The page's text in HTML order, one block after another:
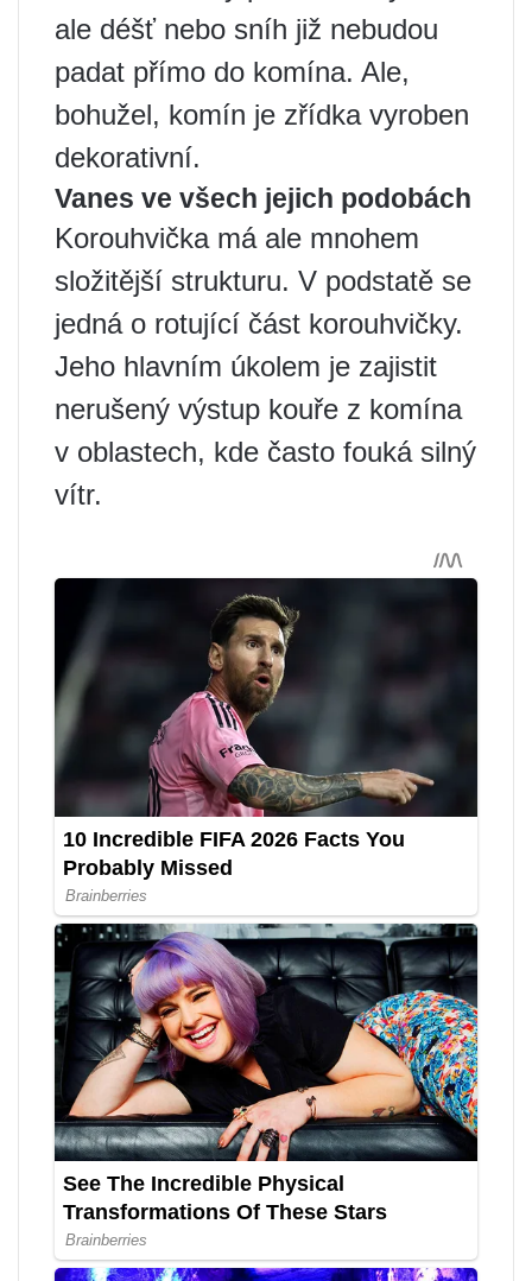
ale déšť nebo sníh již nebudou
padat přímo do komína. Ale,
bohužel, komín je zřídka vyroben
dekorativní.
Vanes ve všech jejich podobách
Korouhvička má ale mnohem
složitější strukturu. V podstatě se
jedná o rotující část korouhvičky.
Jeho hlavním úkolem je zajistit
nerušený výstup kouře z komína
v oblastech, kde často fouká silný
vítr.